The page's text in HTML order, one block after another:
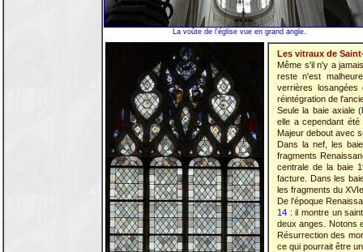
La voûte de l'église vue en grand angle.
Les vitraux de
Même s'il n'y a
reste n'est
verrières
réintégration de
Seule la baie axiale (
elle a cependant
Majeur debout avec
Dans la nef, les
fragments
centrale de la baie
facture. Dans les
les fragments du
De l'époque
14 : il montre un
deux anges. Notons
Résurrection des
ce qui pourrait être